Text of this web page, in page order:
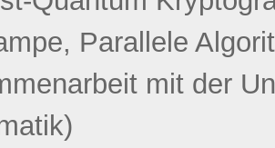
Parallele
mit der